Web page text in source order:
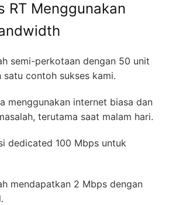
RT Menggunakan
semi-perkotaan dengan 50 unit
satu contoh sukses kami.
menggunakan internet biasa dan
terutama saat malam hari.
dedicated 100 Mbps untuk
mendapatkan 2 Mbps dengan